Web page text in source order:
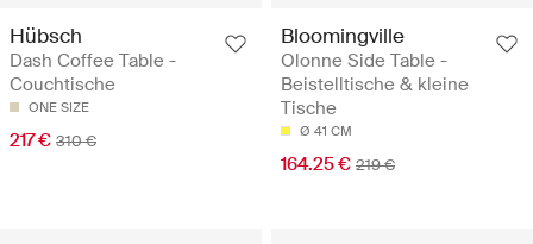
Hübsch
Dash Coffee Table -
Couchtische
ONE SIZE
217 € 310 €
Bloomingville
Olonne Side Table -
Beistelltische & kleine
Tische
Ø 41 CM
164.25 € 219 €